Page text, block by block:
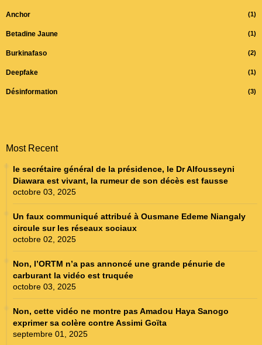
Anchor (1)
Betadine Jaune (1)
Burkinafaso (2)
Deepfake (1)
Désinformation (3)
Most Recent
le secrétaire général de la présidence, le Dr Alfousseyni
Diawara est vivant, la rumeur de son décès est fausse
octobre 03, 2025
Un faux communiqué attribué à Ousmane Edeme Niangaly
circule sur les réseaux sociaux
octobre 02, 2025
Non, l’ORTM n’a pas annoncé une grande pénurie de
carburant la vidéo est truquée
octobre 03, 2025
Non, cette vidéo ne montre pas Amadou Haya Sanogo
exprimer sa colère contre Assimi Goïta
septembre 01, 2025